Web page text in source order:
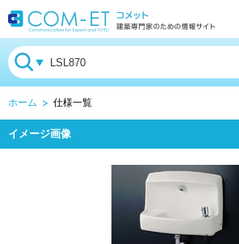
ホーム 仕様一覧
イメージ画像